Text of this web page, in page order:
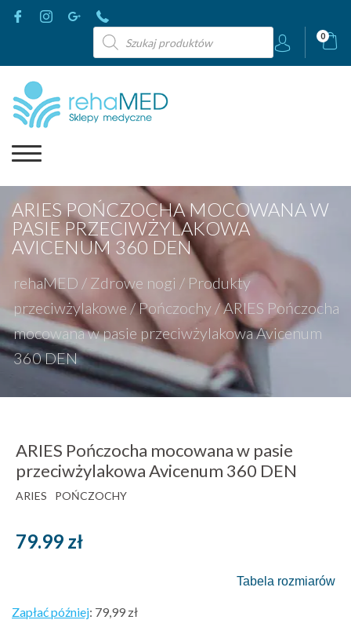
Wyszukiwarka
produktów
0
ARIES POŃCZOCHA MOCOWANA W
PASIE PRZECIWŻYLAKOWA
AVICENUM 360 DEN
rehaMED / Zdrowe nogi / Produkty
przeciwżylakowe / Pończochy /ARIES Pończocha
mocowana w pasie przeciwżylakowa Avicenum
360 DEN
ARIES Pończocha mocowana w pasie
przeciwżylakowa Avicenum 360 DEN
ARIES POŃCZOCHY
79.99 zł
Tabela rozmiarów
Zapłać później: 79,99 zł